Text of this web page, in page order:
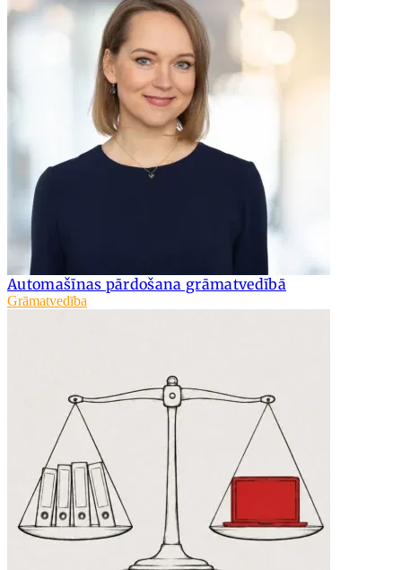
Automašīnas pārdošana grāmatvedībā
Grāmatvedība